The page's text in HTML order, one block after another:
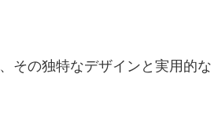
その独特なデザインと実用的な